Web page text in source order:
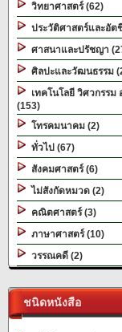
วิทยาศาสตร์ (62)
ประวัติศาสตร์และอัต
ศาสนาและปรัชญา
ศิลปะและวัฒนธรรม
เทคโนโลยี วิศวกรรม
(153)
โทรคมนาคม (2)
ทั่วไป (67)
สังคมศาสตร์ (6)
ไม่สังกัดหมวด (2)
คณิตศาสตร์ (3)
ภาษาศาสตร์ (10)
วรรณคดี (2)
ชนิดหนังสือ